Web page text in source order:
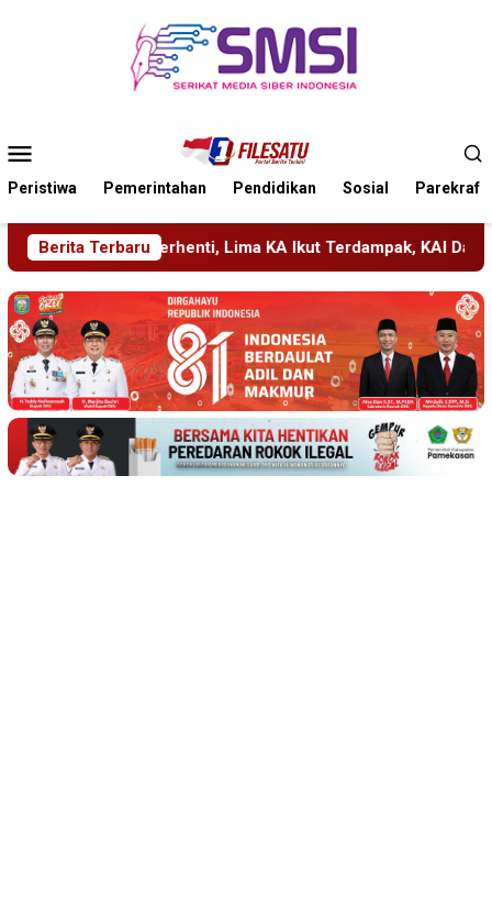
Mobile
Peristiwa Pemerintahan Pendidikan Sosial Parekraf
Berita Terbaru
KA Ikut Terdampak, KAI Daop 7 Gerak Cepat Pulihkan